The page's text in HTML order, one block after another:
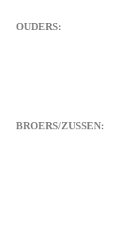
OUDERS:
BROERS/ZUSSEN: